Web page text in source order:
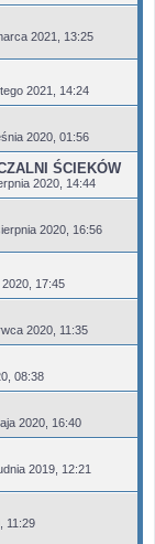
2021, 13:25
2021, 14:24
2020, 01:56
ŚCIEKÓW
2020, 14:44
2020, 16:56
17:45
2020, 11:35
08:38
2020, 16:40
2019, 12:21
11:29